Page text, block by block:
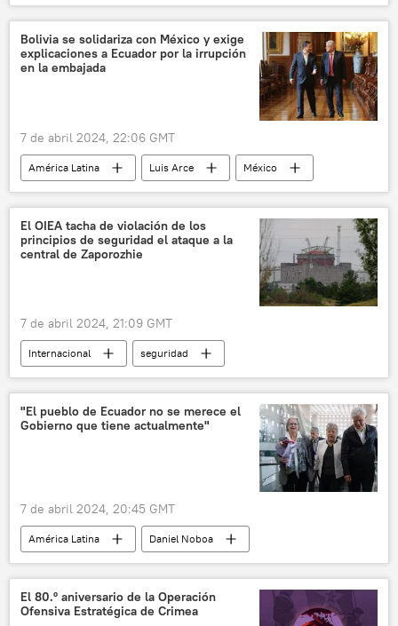
Javier Milei
Andrés Manuel López Obrador
Ecuador
Washington
Argentina
política
Universidad Nacional Autónoma de México (UNAM)
CELAC
💬 Opinión y Análisis
📰 Crisis diplomática entre Ecuador y México
Bolivia se solidariza con México y exige
explicaciones a Ecuador por la irrupción
en la embajada
7 de abril 2024, 22:06 GMT
América Latina Luis Arce
México
Ecuador
Quito
Andrés Manuel López Obrador
📰 Crisis diplomática entre Ecuador y México
El OIEA tacha de violación de los
principios de seguridad el ataque a la
central de Zaporozhie
7 de abril 2024, 21:09 GMT
Internacional
seguridad
Rafael Grossi
Zaporozhie
Organismo Internacional de Energía Atómica (OIEA)
🛡️ Zonas de conflicto
Ucrania
Rusia
📰 Ataques ucranianos a la central nuclear de Zaporozhie
📰 Operación rusa de desmilitarización y desnazificación de Ucrania
🌍 Europa
"El pueblo de Ecuador no se merece el
Gobierno que tiene actualmente"
7 de abril 2024, 20:45 GMT
América Latina
Daniel Noboa
México
Quito
Ecuador
política
📰 Crisis diplomática entre Ecuador y México
El 80.º aniversario de la Operación
Ofensiva Estratégica de Crimea